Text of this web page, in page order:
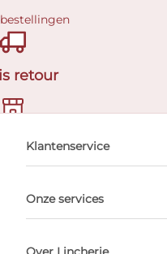
retour
afspraak
Klantenservice
Onze services